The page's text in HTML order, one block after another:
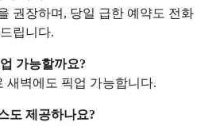
권장하며, 당일 급한 예약도 전화
립니다.
가능할까요?
새벽에도 픽업 가능합니다.
도 제공하나요?